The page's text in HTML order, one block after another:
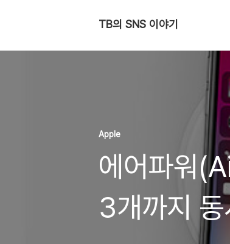
TB의 SNS 이야기
Apple
에어파워
3개까지